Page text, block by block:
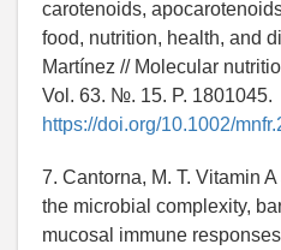
carotenoids,
food, nutrition, health, and
Martínez // Molecular
Vol. 63. №. 15. P. 1801045.
https://doi.org/10.1002/
7. Cantorna, M. T. Vitamin
the microbial complexity,
mucosal immune